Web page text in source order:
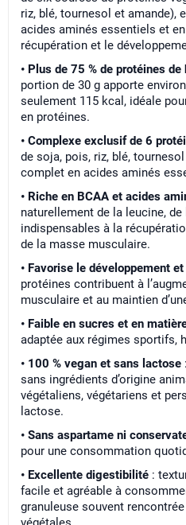
riz, blé, tournesol et amande),
acides aminés essentiels et
récupération et le
• Plus de 75 % de protéines
portion de 30 g apporte
seulement 115 kcal, idéale
en protéines.
• Complexe exclusif de 6
de soja, pois, riz, blé,
complet en acides aminés
• Riche en BCAA et acides
naturellement de la leucine,
indispensables à la
de la masse musculaire.
• Favorise le développement
protéines contribuent à
musculaire et au maintien
• Faible en sucres et en
adaptée aux régimes sportifs,
• 100 % vegan et sans lactose
sans ingrédients d’origine
végétaliens, végétariens et
lactose.
• Sans aspartame ni
pour une consommation
• Excellente digestibilité :
facile et agréable à
granuleuse souvent